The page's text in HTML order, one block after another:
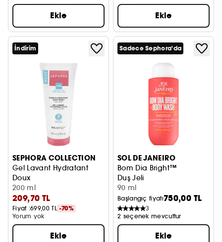
Ekle Ekle
İndirim
SEPHORA COLLECTION
Gel Lavant Hydratant
Doux
Nemlendirici Duş Jeli
200 ml
209,70 TL
Fiyat :699,00 TL -70%
Yorum yok
Ekle
Sadece Sephora'da
SOL DE JANEIRO
Bom Dia Bright™
Duş Jeli
90 ml
Başlangıç fiyatı750,00 TL
3
2 seçenek mevcuttur
Ekle